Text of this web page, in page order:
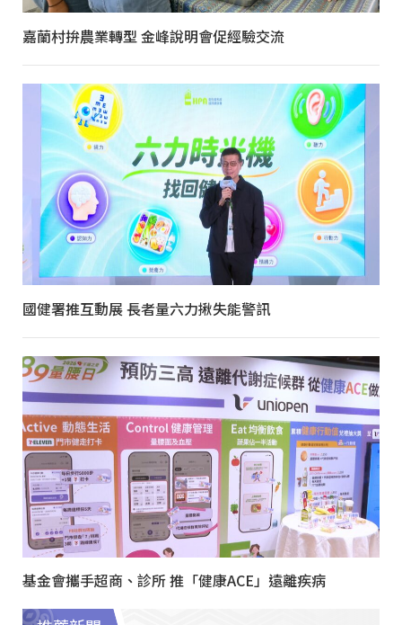
嘉蘭村拚農業轉型 金峰說明會促經驗交流
國健署推互動展 長者量六力揪失能警訊
基金會攜手超商、診所 推「健康ACE」遠離疾病